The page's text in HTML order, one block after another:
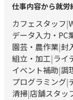
仕事内容から就
カフェスタッフ
データ入力・PC
園芸・農作業 封
組立・加工 ライ
イベント補助 調
プログラミング
清掃 店舗スタッ